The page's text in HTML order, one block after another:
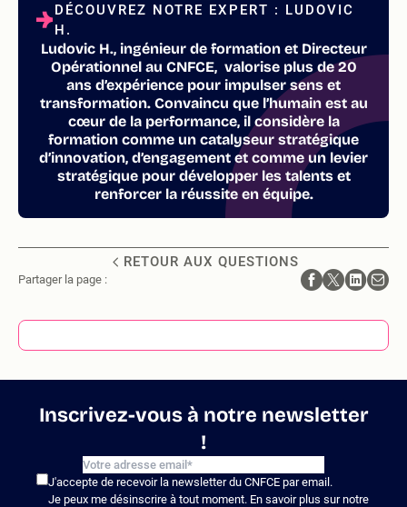
DÉCOUVREZ NOTRE EXPERT : LUDOVIC
H.
Ludovic H., ingénieur de formation et Directeur
Opérationnel au CNFCE, valorise plus de 20
ans d’expérience pour impulser sens et
transformation. Convaincu que l’humain est au
cœur de la performance, il considère la
formation comme un catalyseur stratégique
d’innovation, d’engagement et comme un levier
stratégique pour développer les talents et
renforcer la réussite en équipe.
RETOUR AUX QUESTIONS
Partager la page :
Inscrivez-vous à notre newsletter
!
J'accepte de recevoir la newsletter du CNFCE par email.
Je peux me désinscrire à tout moment. En savoir plus sur notre